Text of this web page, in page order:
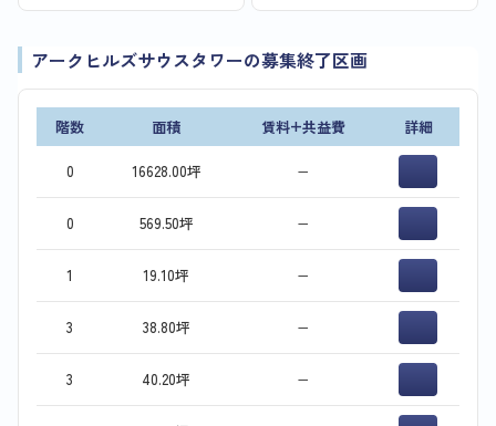
アークヒルズサウスタワーの募集終了区画
階数 面積 賃料+共益費 詳細
0 16628.00坪 −
0 569.50坪 −
1 19.10坪 −
3 38.80坪 −
3 40.20坪 −